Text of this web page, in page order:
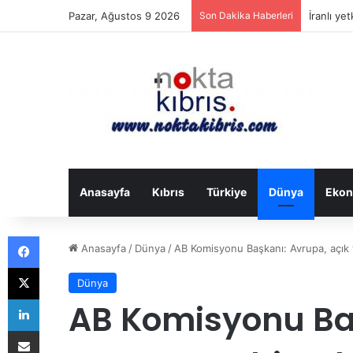
Pazar, Ağustos 9 2026 Son Dakika Haberleri Eski
Anasayfa Kıbrıs Türkiye Dünya
Anasayfa / Dünya / AB Komisyonu Başkanı: Avrupa,
Dünya
AB Komisyonu
E-Posta ile paylaş